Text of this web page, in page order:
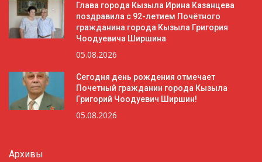
Глава города Кызыла Ирина Казанцева
поздравила с 92-летием Почётного
гражданина города Кызыла Григория
Чоодуевича Ширшина
05.08.2026
Сегодня день рождения отмечает
Почетный гражданин города Кызыла
Григорий Чоодуевич Ширшин!
05.08.2026
Архивы